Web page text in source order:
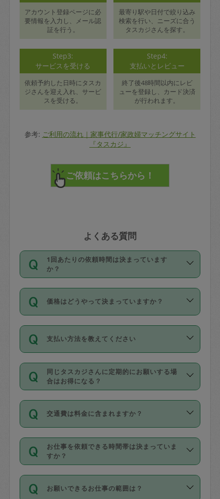
アカウント登録ページに必
要情報を入力し、メール認
証を行う。
最寄り駅や日付で絞り込み
検索を行い、ニーズに合う
タスカジさんを探す。
Step3:
サービスを受ける
依頼予約した日時にタスカ
ジさんを迎え入れ、サービ
スを受ける。
Step4:
支払いとレビュー
終了後48時間以内にレビ
ューを登録し、カード決済
が行われます。
参考: ご利用の流れ｜家事代行/家政婦マッチングサイト
『タスカジ』
よくある質問
1回あたりの依頼時間は決まっています
か？
依頼1回につき3時間固定です。3時間を
超えて依頼したい場合は、延長機能をご
利用ください。機能をご利用いただくに
の上事前申請することが必要です。な
お、3時間を下回っても、値引き等はござ
いません。
価格はどうやって決まっていますか？
11種類の価格帯の中からタスカジさん自
身が価格を選んで設定しています。
タスカジさんの価格設定には最初は制限
があり、レビュー件数、レビューの平均
値、などで除々に設定可能な最高額が上
がっていく仕組みになっています。
支払い方法を教えてください
お支払方法はクレジットカード（Visa／
Master／JCB／AMERICAN EXPRESS／
Diners Club）のみとなります。
を行う際にご入力ください。プロフィー
ル登録時にはご入力いただかなくても大
丈夫です。
デビットカード・プリペイドカード（Vプ
リカ、au WALLETなど）は支払にはご利
銀行振込や現金払いも対応していませ
同じタスカジさんに定期的にお願いする場
合はお得になる？
依頼には「スポット」と「定期（毎週｜
隔週）」があり、「定期」の依頼は「ス
ポット」よりお得な料金でご利用できま
す。
定期の最低利用回数は設けていない代わ
りに、一定数を超えたキャンセルは有償
交通費は料金に含まれますか？
交通費は依頼料金とは別途発生し、依頼
料金のご請求と合わせてお支払いとなり
ます。交通費の金額は「依頼の詳細」に
お仕事を依頼できる時間帯は決まっていま
すか？
時間帯は3種類あります。いずれも１回あ
たり３時間です。
お願いできるお仕事の範囲は？